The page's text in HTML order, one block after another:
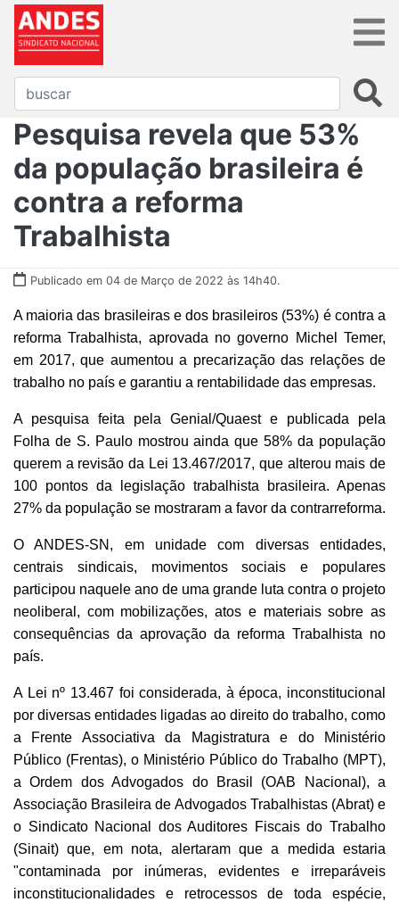
Pesquisa revela que 53%
da população brasileira é
contra a reforma
Trabalhista
Publicado em 04 de Março de 2022 às 14h40.
A maioria das brasileiras e dos brasileiros (53%) é contra a
reforma Trabalhista, aprovada no governo Michel Temer,
em 2017, que aumentou a precarização das relações de
trabalho no país e garantiu a rentabilidade das empresas.
A pesquisa feita pela Genial/Quaest e publicada pela
Folha de S. Paulo mostrou ainda que 58% da população
querem a revisão da Lei 13.467/2017, que alterou mais de
100 pontos da legislação trabalhista brasileira. Apenas
27% da população se mostraram a favor da contrarreforma.
O ANDES-SN, em unidade com diversas entidades,
centrais sindicais, movimentos sociais e populares
participou naquele ano de uma grande luta contra o projeto
neoliberal, com mobilizações, atos e materiais sobre as
consequências da aprovação da reforma Trabalhista no
país.
A Lei nº 13.467 foi considerada, à época, inconstitucional
por diversas entidades ligadas ao direito do trabalho, como
a Frente Associativa da Magistratura e do Ministério
Público (Frentas), o Ministério Público do Trabalho (MPT),
a Ordem dos Advogados do Brasil (OAB Nacional), a
Associação Brasileira de Advogados Trabalhistas (Abrat) e
o Sindicato Nacional dos Auditores Fiscais do Trabalho
(Sinait) que, em nota, alertaram que a medida estaria
"contaminada por inúmeras, evidentes e irreparáveis
inconstitucionalidades e retrocessos de toda espécie,